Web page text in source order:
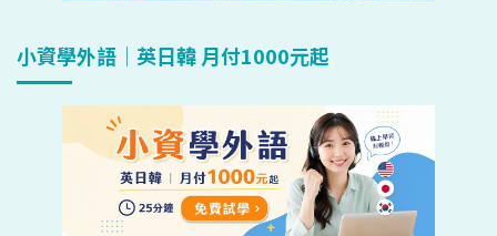
小資學外語｜英日韓 月付1000元起